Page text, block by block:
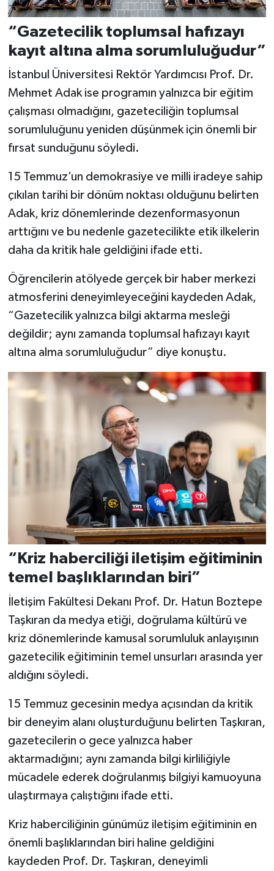
“Gazetecilik toplumsal hafızayı
kayıt altına alma sorumluluğudur”
İstanbul Üniversitesi Rektör Yardımcısı Prof. Dr.
Mehmet Adak ise programın yalnızca bir eğitim
çalışması olmadığını, gazeteciliğin toplumsal
sorumluluğunu yeniden düşünmek için önemli bir
fırsat sunduğunu söyledi.
15 Temmuz’un demokrasiye ve milli iradeye sahip
çıkılan tarihi bir dönüm noktası olduğunu belirten
Adak, kriz dönemlerinde dezenformasyonun
arttığını ve bu nedenle gazetecilikte etik ilkelerin
daha da kritik hale geldiğini ifade etti.
Öğrencilerin atölyede gerçek bir haber merkezi
atmosferini deneyimleyeceğini kaydeden Adak,
“Gazetecilik yalnızca bilgi aktarma mesleği
değildir; aynı zamanda toplumsal hafızayı kayıt
altına alma sorumluluğudur” diye konuştu.
“Kriz haberciliği iletişim eğitiminin
temel başlıklarından biri”
İletişim Fakültesi Dekanı Prof. Dr. Hatun Boztepe
Taşkıran da medya etiği, doğrulama kültürü ve
kriz dönemlerinde kamusal sorumluluk anlayışının
gazetecilik eğitiminin temel unsurları arasında yer
aldığını söyledi.
15 Temmuz gecesinin medya açısından da kritik
bir deneyim alanı oluşturduğunu belirten Taşkıran,
gazetecilerin o gece yalnızca haber
aktarmadığını; aynı zamanda bilgi kirliliğiyle
mücadele ederek doğrulanmış bilgiyi kamuoyuna
ulaştırmaya çalıştığını ifade etti.
Kriz haberciliğinin günümüz iletişim eğitiminin en
önemli başlıklarından biri haline geldiğini
kaydeden Prof. Dr. Taşkıran, deneyimli